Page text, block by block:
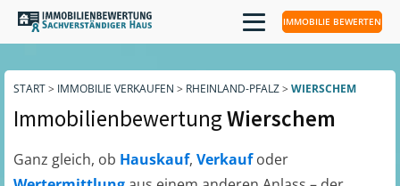
IMMOBILIE BEWERTEN
START> IMMOBILIE VERKAUFEN > RHEINLAND-PFALZ> WIERSCHEM
ImmobilienbewertungWierschem
Ganz gleich, ob Hauskauf, Verkaufoder